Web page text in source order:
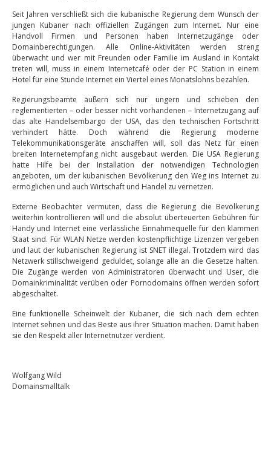
Seit Jahren verschließt sich die kubanische Regierung dem Wunsch der
jungen Kubaner nach offiziellen Zugängen zum Internet. Nur eine
Handvoll Firmen und Personen haben Internetzugänge oder
Domainberechtigungen. Alle Online-Aktivitäten werden streng
überwacht und wer mit Freunden oder Familie im Ausland in Kontakt
treten will, muss in einem Internetcafé oder der PC Station in einem
Hotel für eine Stunde Internet ein Viertel eines Monatslohns bezahlen.
Regierungsbeamte äußern sich nur ungern und schieben den
reglementierten – oder besser nicht vorhandenen – Internetzugang auf
das alte Handelsembargo der USA, das den technischen Fortschritt
verhindert hätte. Doch während die Regierung moderne
Telekommunikationsgeräte anschaffen will, soll das Netz für einen
breiten Internetempfang nicht ausgebaut werden. Die USA Regierung
hatte Hilfe bei der Installation der notwendigen Technologien
angeboten, um der kubanischen Bevölkerung den Weg ins Internet zu
ermöglichen und auch Wirtschaft und Handel zu vernetzen.
Externe Beobachter vermuten, dass die Regierung die Bevölkerung
weiterhin kontrollieren will und die absolut überteuerten Gebühren für
Handy und Internet eine verlässliche Einnahmequelle für den klammen
Staat sind. Für WLAN Netze werden kostenpflichtige Lizenzen vergeben
und laut der kubanischen Regierung ist SNET illegal. Trotzdem wird das
Netzwerk stillschweigend geduldet, solange alle an die Gesetze halten.
Die Zugänge werden von Administratoren überwacht und User, die
Domainkriminalität verüben oder Pornodomains öffnen werden sofort
abgeschaltet.
Eine funktionelle Scheinwelt der Kubaner, die sich nach dem echten
Internet sehnen und das Beste aus ihrer Situation machen. Damit haben
sie den Respekt aller Internetnutzer verdient.
Wolfgang Wild
Domainsmalltalk